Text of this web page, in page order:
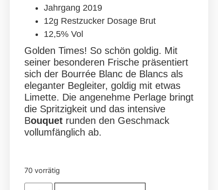
Jahrgang 2019
12g Restzucker Dosage Brut
12,5% Vol
Golden Times! So schön goldig. Mit
seiner besonderen Frische präsentiert
sich der Bourrée Blanc de Blancs als
eleganter Begleiter, goldig mit etwas
Limette. Die angenehme Perlage bringt
die Spritzigkeit und das intensive
Bouquet runden den Geschmack
vollumfänglich ab.
70 vorrätig